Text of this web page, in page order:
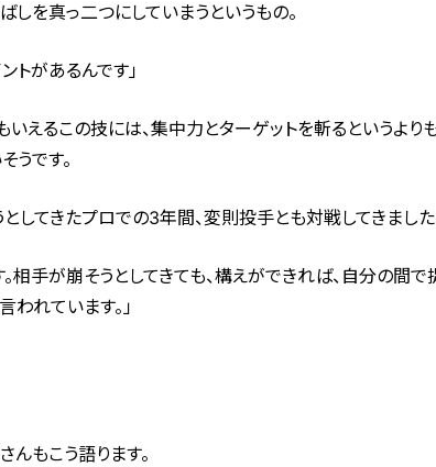
しを真っ二つにしていまうというもの。
トがあるんです」
いえるこの技には、集中力とターゲットを斬るというより
うです。
てきたプロでの3年間、変則投手とも対戦してきました
。相手が崩そうとしてきても、構えができれば、自分の間で
われています。」
もこう語ります。